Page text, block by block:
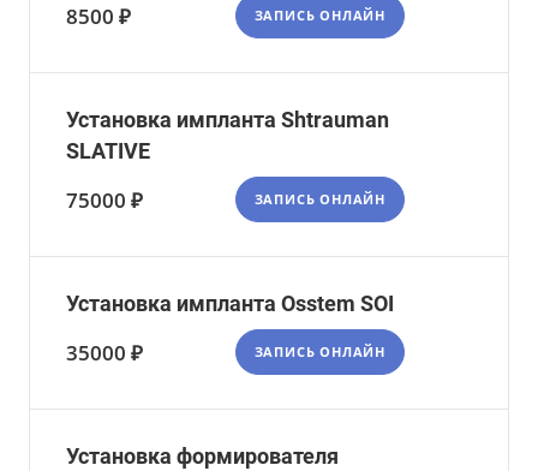
8500 ₽ ЗАПИСЬ ОНЛАЙН
Установка импланта Shtrauman
SLATIVE
75000 ₽ ЗАПИСЬ ОНЛАЙН
Установка импланта Osstem SOI
35000 ₽ ЗАПИСЬ ОНЛАЙН
Установка формирователя